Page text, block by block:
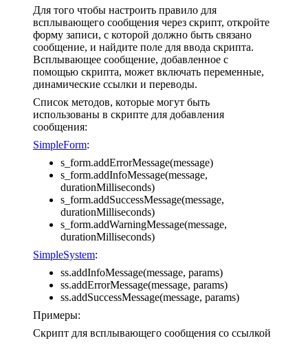
Для того чтобы настроить правило для
всплывающего сообщения через скрипт, откройте
форму записи, с которой должно быть связано
сообщение, и найдите поле для ввода скрипта.
Всплывающее сообщение, добавленное с
помощью скрипта, может включать переменные,
динамические ссылки и переводы.
Список методов, которые могут быть
использованы в скрипте для добавления
сообщения:
SimpleForm:
s_form.addErrorMessage(message)
s_form.addInfoMessage(message,
durationMilliseconds)
s_form.addSuccessMessage(message,
durationMilliseconds)
s_form.addWarningMessage(message,
durationMilliseconds)
SimpleSystem:
ss.addInfoMessage(message, params)
ss.addErrorMessage(message, params)
ss.addSuccessMessage(message, params)
Примеры:
Скрипт для всплывающего сообщения со ссылкой